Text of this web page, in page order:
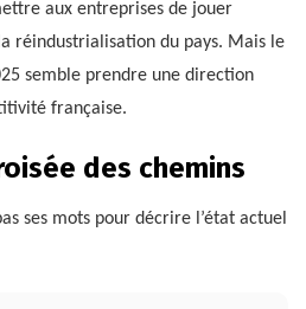
aux entreprises de jouer
réindustrialisation du pays. Mais le
semble prendre une direction
française.
des chemins
ses mots pour décrire l’état actuel